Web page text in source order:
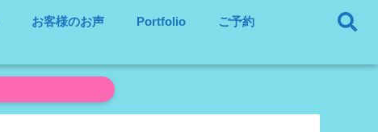
お客様のお声 Portfolio ご予約